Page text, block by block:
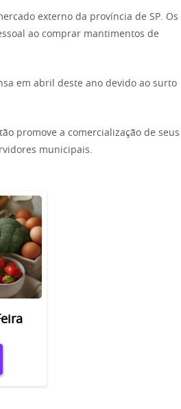
externo da província de SP. Os
ao comprar mantimentos de
em abril deste ano devido ao surto
promove a comercialização de seus
municipais.